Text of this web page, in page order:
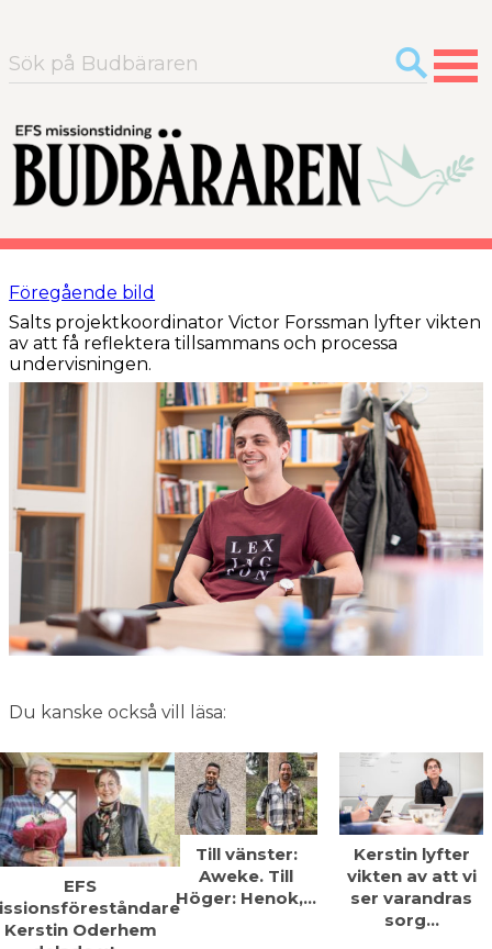
Sök
efter:
Föregående bild
Salts projektkoordinator Victor Forssman lyfter vikten
av att få reflektera tillsammans och processa
undervisningen.
Du kanske också vill läsa:
EFS
Kerstin Oderhem
Till vänster:
Aweke. Till
Höger: Henok,…
Kerstin lyfter
vikten av att vi
ser varandras
sorg…